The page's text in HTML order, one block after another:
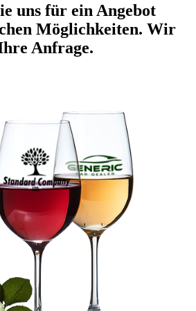
uns für ein Angebot
Möglichkeiten. Wir
Anfrage.